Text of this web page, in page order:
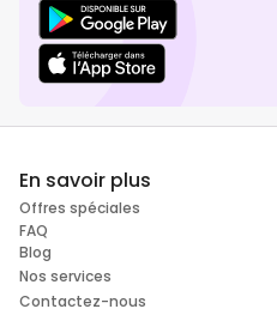
En savoir plus
Offres spéciales
FAQ
Blog
Nos services
Contactez-nous